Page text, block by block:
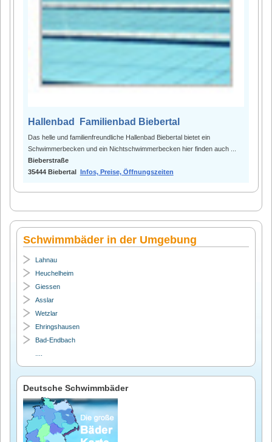
Hallenbad Familienbad Biebertal
Das helle und familienfreundliche Hallenbad Biebertal bietet ein
Schwimmerbecken und ein Nichtschwimmerbecken hier finden auch ...
Bieberstraße
35444 Biebertal
Infos, Preise, Öffnungszeiten
Schwimmbäder in der Umgebung
Lahnau
Heuchelheim
Giessen
Asslar
Wetzlar
Ehringshausen
Bad-Endbach
Deutsche Schwimmbäder